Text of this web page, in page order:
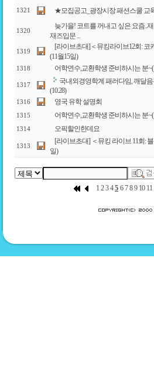
1321 ★모집공고_광장시장 패션스쿨 교
1320
늦가을! 코트를 꺼내고 싶은 요즘..
재즈입문 ...
1319
[라이브초대]＜뮤킹라이브12회:
(11월15일)
1318 어학연수,교환학생 준비하시는 분
1317
국내외경영학계 패러다임, 깨달
(10.28)
1316 영국 유학 설명회
1315 어학연수,교환학생 준비하시는 분
1314 오픽할인한데요
1313
[라이브초대] ＜뮤킹 라이브 11회:
일)
1 2 3 4 5 6 7 8 9 10 11